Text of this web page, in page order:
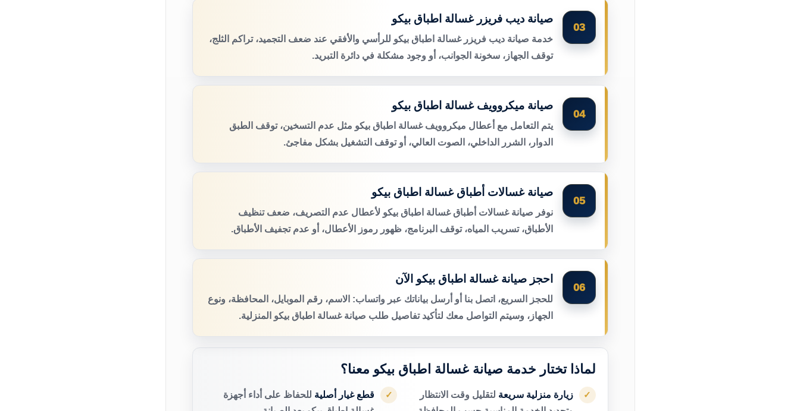
03
صيانة ديب فريزر غسالة اطباق بيكو
خدمة صيانة ديب فريزر غسالة اطباق بيكو للرأسي والأفقي عند ضعف التجميد، تراكم الثلج،
توقف الجهاز، سخونة الجوانب، أو وجود مشكلة في دائرة التبريد.
04
صيانة ميكروويف غسالة اطباق بيكو
يتم التعامل مع أعطال ميكروويف غسالة اطباق بيكو مثل عدم التسخين، توقف الطبق
الدوار، الشرر الداخلي، الصوت العالي، أو توقف التشغيل بشكل مفاجئ.
05
صيانة غسالات أطباق غسالة اطباق بيكو
نوفر صيانة غسالات أطباق غسالة اطباق بيكو لأعطال عدم التصريف، ضعف تنظيف
الأطباق، تسريب المياه، توقف البرنامج، ظهور رموز الأعطال، أو عدم تجفيف الأطباق.
06
احجز صيانة غسالة اطباق بيكو الآن
للحجز السريع، اتصل بنا أو أرسل بياناتك عبر واتساب: الاسم، رقم الموبايل، المحافظة، ونوع
الجهاز، وسيتم التواصل معك لتأكيد تفاصيل طلب صيانة غسالة اطباق بيكو المنزلية.
لماذا تختار خدمة صيانة غسالة اطباق بيكو معنا؟
✓ زيارة منزلية سريعة لتقليل وقت الانتظار
✓ قطع غيار أصلية للحفاظ على أداء أجهزة